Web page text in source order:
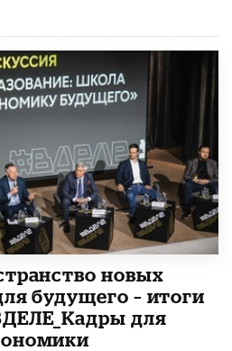
новых
будущего – итоги
для